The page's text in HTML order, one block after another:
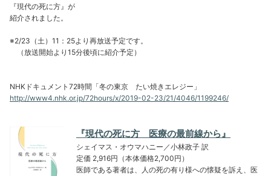
『現代の死に方』が
紹介されました。
※2/23（土）11：25より再放送予定です。
（放送開始より15分後頃に紹介予定）
NHKドキュメント72時間「冬の東京 たい焼きエレジー」
http://www4.nhk.or.jp/72hours/x/2019-02-23/21/4046/1199246/
『現代の死に方 医療の最前線から』
シェイマス・オウマハニー／小林政子 訳
定価 2,916円（本体価格2,700円）
医師である著者は、人の死の有り様への懐疑を訴え、医